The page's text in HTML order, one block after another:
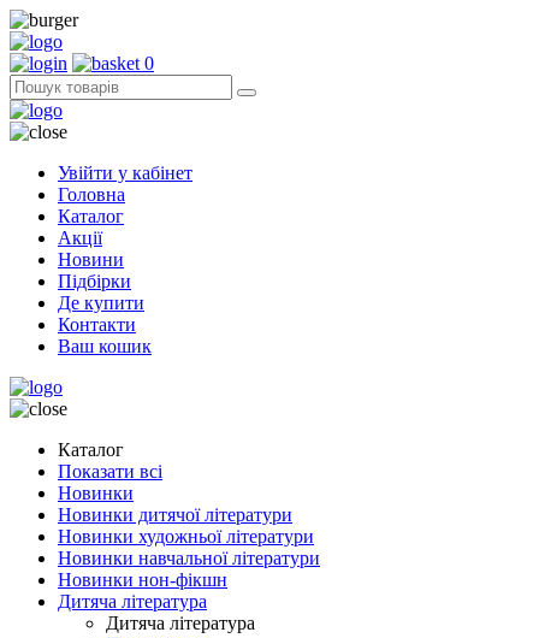
0
Увійти у кабінет
Головна
Каталог
Акції
Новини
Підбірки
Де купити
Контакти
Ваш кошик
Каталог
Показати всі
Новинки
Новинки дитячої літератури
Новинки художньої літератури
Новинки навчальної літератури
Новинки нон-фікшн
Дитяча література
Дитяча література